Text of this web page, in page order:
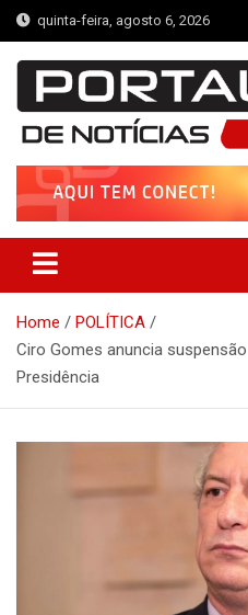
Skip
to
content
quinta-feira, agosto 6, 2026
Portal de
Notícias de Simplício Mendes e
Home
POLÍTICA
Ciro Gomes anuncia
Presidência